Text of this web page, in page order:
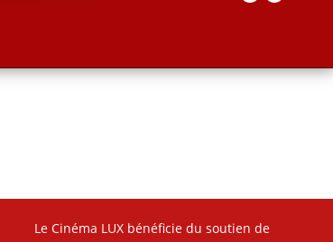
Le Cinéma LUX bénéficie du soutien de